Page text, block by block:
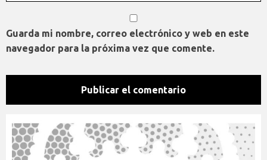
Guarda mi nombre, correo electrónico y web en este
navegador para la próxima vez que comente.